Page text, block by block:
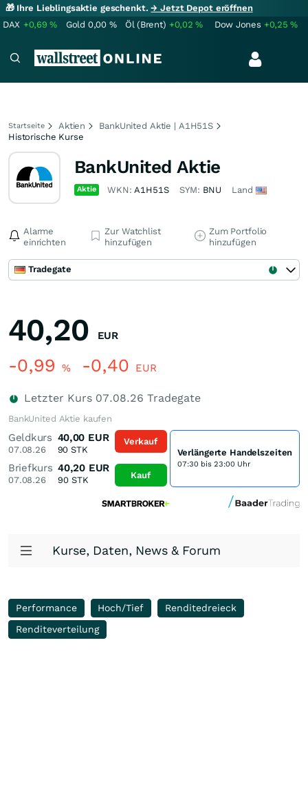
🎁 Ihre Lieblingsaktie geschenkt.→ Jetzt Depot eröffnen
DAX +0,69% Gold 0,00 % Öl (Brent) +0,02% Dow Jones +0,25%
Startseite Aktien
BankUnited Aktie | A1H51S
Historische Kurse
BankUnited Aktie
Aktie WKN:A1H51S SYM: BNU Land
Alarme
einrichten
Zur Watchlist
hinzufügen
Zum Portfolio
hinzufügen
Tradegate
40,20 EUR
-0,99 % -0,40 EUR
Letzter Kurs 07.08.26 Tradegate
BankUnited Aktie kaufen
Geldkurs
07.08.26
40,00 EUR
90 STK
Briefkurs
07.08.26
40,20 EUR
90 STK
Verkauf
Kauf
Verlängerte Handelszeiten
07:30 bis 23:00 Uhr
Kurse, Daten, News & Forum
Performance Hoch/Tief
Renditedreieck
Renditeverteilung